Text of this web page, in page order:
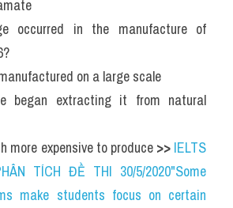
occurred in the manufacture of
on a large scale
began extracting it from natural
more expensive to produce >> IELTS
TÍCH ĐỀ THI 30/5/2020"Some
make students focus on certain